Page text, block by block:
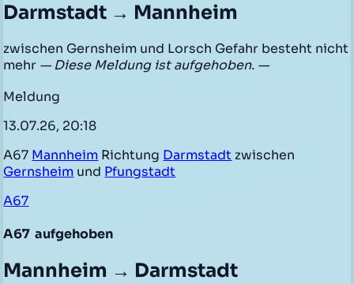
Darmstadt → Mannheim
zwischen Gernsheim und Lorsch Gefahr besteht nicht
mehr — Diese Meldung ist aufgehoben. —
Meldung
13.07.26, 20:18
A67 Mannheim Richtung Darmstadt zwischen
Gernsheim und Pfungstadt
A67
A67 aufgehoben
Mannheim → Darmstadt